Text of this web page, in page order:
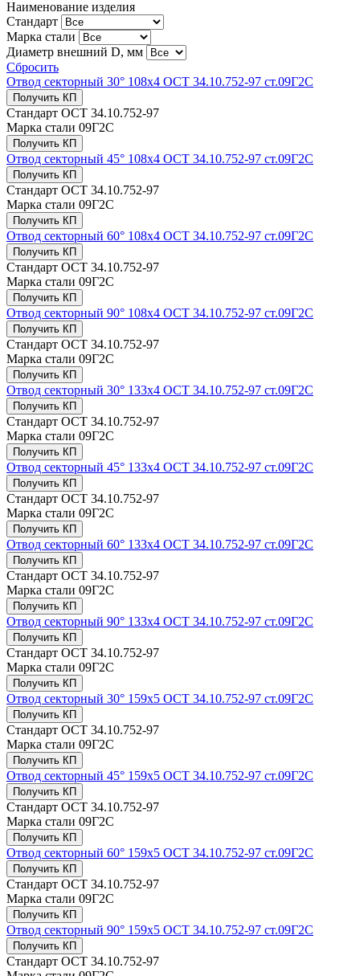
Наименование изделия
Стандарт
Марка стали
Диаметр внешний D, мм
Сбросить
Отвод секторный 30° 108x4 ОСТ 34.10.752-97 ст.09Г2С
Получить КП
Стандарт ОСТ 34.10.752-97
Марка стали 09Г2С
Получить КП
Отвод секторный 45° 108x4 ОСТ 34.10.752-97 ст.09Г2С
Получить КП
Стандарт ОСТ 34.10.752-97
Марка стали 09Г2С
Получить КП
Отвод секторный 60° 108x4 ОСТ 34.10.752-97 ст.09Г2С
Получить КП
Стандарт ОСТ 34.10.752-97
Марка стали 09Г2С
Получить КП
Отвод секторный 90° 108x4 ОСТ 34.10.752-97 ст.09Г2С
Получить КП
Стандарт ОСТ 34.10.752-97
Марка стали 09Г2С
Получить КП
Отвод секторный 30° 133x4 ОСТ 34.10.752-97 ст.09Г2С
Получить КП
Стандарт ОСТ 34.10.752-97
Марка стали 09Г2С
Получить КП
Отвод секторный 45° 133x4 ОСТ 34.10.752-97 ст.09Г2С
Получить КП
Стандарт ОСТ 34.10.752-97
Марка стали 09Г2С
Получить КП
Отвод секторный 60° 133x4 ОСТ 34.10.752-97 ст.09Г2С
Получить КП
Стандарт ОСТ 34.10.752-97
Марка стали 09Г2С
Получить КП
Отвод секторный 90° 133x4 ОСТ 34.10.752-97 ст.09Г2С
Получить КП
Стандарт ОСТ 34.10.752-97
Марка стали 09Г2С
Получить КП
Отвод секторный 30° 159x5 ОСТ 34.10.752-97 ст.09Г2С
Получить КП
Стандарт ОСТ 34.10.752-97
Марка стали 09Г2С
Получить КП
Отвод секторный 45° 159x5 ОСТ 34.10.752-97 ст.09Г2С
Получить КП
Стандарт ОСТ 34.10.752-97
Марка стали 09Г2С
Получить КП
Отвод секторный 60° 159x5 ОСТ 34.10.752-97 ст.09Г2С
Получить КП
Стандарт ОСТ 34.10.752-97
Марка стали 09Г2С
Получить КП
Отвод секторный 90° 159x5 ОСТ 34.10.752-97 ст.09Г2С
Получить КП
Стандарт ОСТ 34.10.752-97